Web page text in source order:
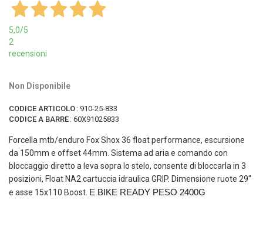
5,0/5
2
recensioni
Non Disponibile
CODICE ARTICOLO : 910-25-833
CODICE A BARRE : 60X91025833
Forcella mtb/enduro Fox Shox 36 float performance, escursione
da 150mm e offset 44mm. Sistema ad aria e comando con
bloccaggio diretto a leva sopra lo stelo, consente di bloccarla in 3
posizioni, Float NA2 cartuccia idraulica GRIP. Dimensione ruote 29''
e asse 15x110 Boost. E BIKE READY PESO 2400G